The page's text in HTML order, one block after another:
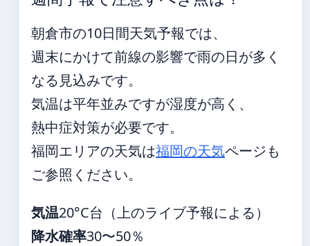
朝倉市の10日間天気予報では、
週末にかけて前線の影響で雨の日が多く
なる見込みです。
気温は平年並みですが湿度が高く、
熱中症対策が必要です。
福岡エリアの天気は福岡の天気ページも
ご参照ください。
気温20°C台（上のライブ予報による）
降水確率30〜50％